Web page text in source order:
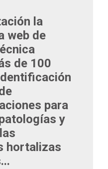
la
web de
de 100
para
y
hortalizas